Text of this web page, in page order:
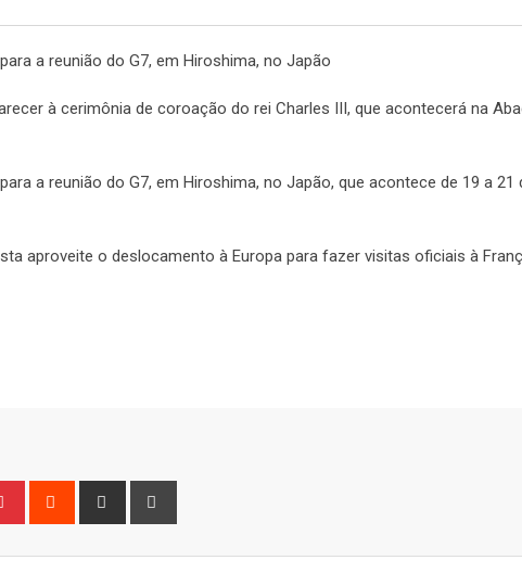
a reunião do G7, em Hiroshima, no Japão
à cerimônia de coroação do rei Charles III, que acontecerá na
a reunião do G7, em Hiroshima, no Japão, que acontece de 19 a 21
aproveite o deslocamento à Europa para fazer visitas oficiais à
Pinterest Reddit
Share